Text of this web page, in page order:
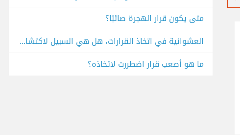
متى يكون قرار الهجرة صائبًا؟
العشوائية في اتخاذ القرارات، هل هي السبيل لاكتشاف مسارات جديدة في الحياة؟
ما هو أصعب قرار اضطررت لاتخاذه؟